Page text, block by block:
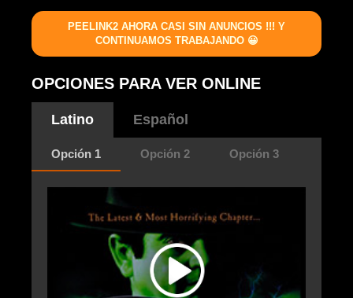
PEELINK2 AHORA CASI SIN ANUNCIOS !!! Y
CONTINUAMOS TRABAJANDO 😀
OPCIONES PARA VER ONLINE
Latino Español
Opción 1 Opción 2 Opción 3